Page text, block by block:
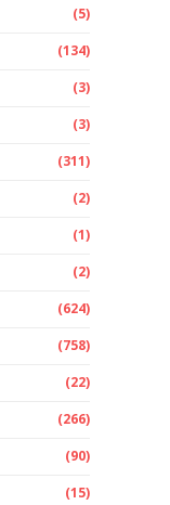
(5)
(134)
(3)
(3)
(311)
(2)
(1)
(2)
(624)
(758)
(22)
(266)
(90)
(15)